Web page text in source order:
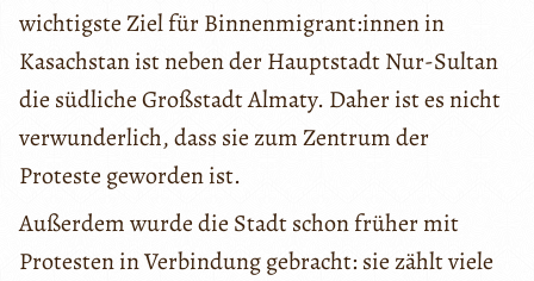
wichtigste Ziel für Binnenmigrant:innen in
Kasachstan ist neben der Hauptstadt Nur-Sultan
die südliche Großstadt Almaty. Daher ist es nicht
verwunderlich, dass sie zum Zentrum der
Proteste geworden ist.
Außerdem wurde die Stadt schon früher mit
Protesten in Verbindung gebracht: sie zählt viele